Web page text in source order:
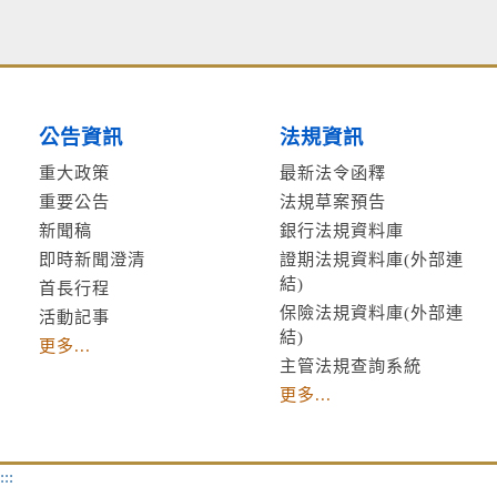
公告資訊
重大政策
重要公告
新聞稿
即時新聞澄清
首長行程
活動記事
更多...
法規資訊
最新法令函釋
法規草案預告
銀行法規資料庫
證期法規資料庫(外部連
結)
保險法規資料庫(外部連
結)
主管法規查詢系統
更多...
:::